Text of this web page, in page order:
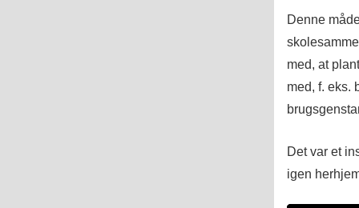
Denne
med, at
med, f. eks.
Det var et
igen